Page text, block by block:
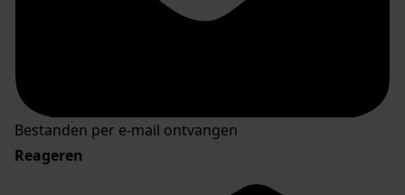
Bestanden per e-mail ontvangen
Reageren